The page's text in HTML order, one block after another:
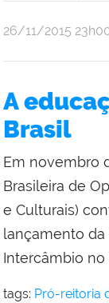
por
Reitoria
publicado
26/11/2015
A
Brasil
Em novembro
Brasileira de
e Culturais)
lançamento da
Intercâmbio no
tags: Pró-reitoria